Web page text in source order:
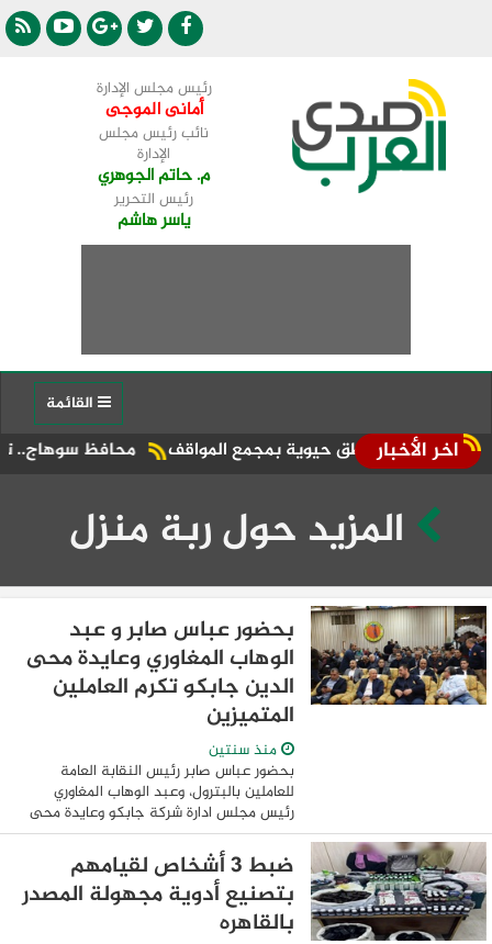
رئيس مجلس الإدارة
أمانى الموجى
نائب رئيس مجلس
الإدارة
م. حاتم الجوهري
رئيس التحرير
ياسر هاشم
اخر الأخبار محافظ سوهاج.. توريد 190 ألف طن واستمرار الاستقبال بصوامع طهطا وجهينة
المزيد حول ربة منزل
بحضور عباس صابر و عبد
الوهاب المغاوري وعايدة محى
الدين جابكو تكرم العاملين
المتميزين
منذ سنتين
بحضور عباس صابر رئيس النقابة العامة
للعاملين بالبترول، وعبد الوهاب المغاوري
رئيس مجلس ادارة شركة جابكو وعايدة محى
الدين الامين العام للنقابة العامة للعاملين
بالبترول جابكو تكرم العاملين المتميزين ...
ضبط 3 أشخاص لقيامهم
بتصنيع أدوية مجهولة المصدر
بالقاهره